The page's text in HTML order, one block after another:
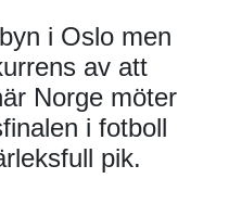
i Oslo men
av att
Norge möter
i fotboll
pik.